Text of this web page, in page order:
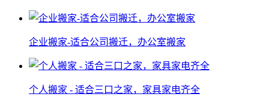
企业搬家-适合公司搬迁，办公室搬家
个人搬家 - 适合三口之家，家具家电齐全